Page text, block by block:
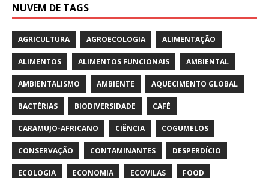
e
b
o
o
k
itt
er
NUVEM DE TAGS
AGRICULTURA AGROECOLOGIA ALIMENTAÇÃO
ALIMENTOS ALIMENTOS FUNCIONAIS AMBIENTAL
AMBIENTALISMO AMBIENTE AQUECIMENTO GLOBAL
BACTÉRIAS BIODIVERSIDADE CAFÉ
CARAMUJO-AFRICANO CIÊNCIA COGUMELOS
CONSERVAÇÃO CONTAMINANTES DESPERDÍCIO
ECOLOGIA ECONOMIA ECOVILAS FOOD